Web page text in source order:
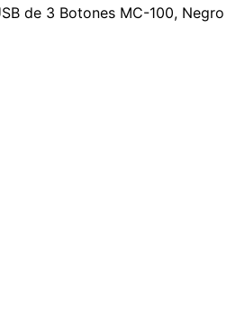
de 3 Botones MC-100, Negro